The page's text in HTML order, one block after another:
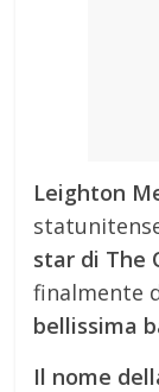
Leighton
star di The
finalmente
bellissima
Il nome